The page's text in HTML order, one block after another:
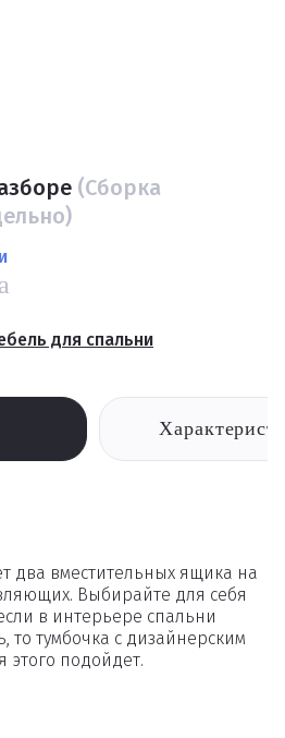
(Сборка
для спальни
два вместительных ящика на
Выбирайте для себя
в интерьере спальни
то тумбочка с дизайнерским
этого подойдет.